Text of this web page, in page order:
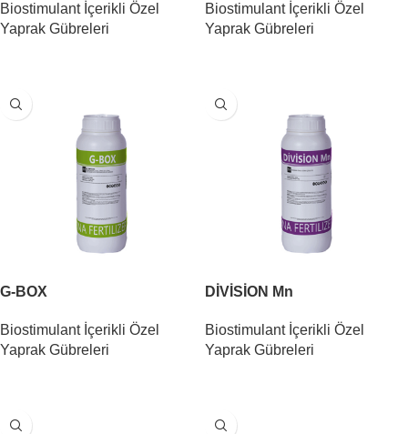
Biostimulant İçerikli Özel
Yaprak Gübreleri
Biostimulant İçerikli Özel
Yaprak Gübreleri
G-BOX
Biostimulant İçerikli Özel
Yaprak Gübreleri
DİVİSİON Mn
Biostimulant İçerikli Özel
Yaprak Gübreleri